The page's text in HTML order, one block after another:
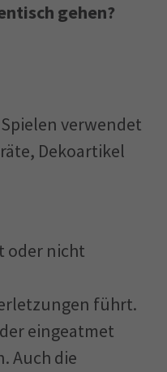
gehen?
verwendet
Dekoartikel
oder nicht
führt.
eingeatmet
Auch die